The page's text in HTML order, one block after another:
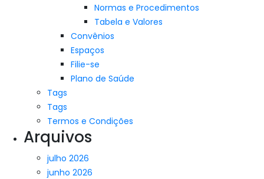
Normas e Procedimentos
Tabela e Valores
Convênios
Espaços
Filie-se
Plano de Saúde
Tags
Tags
Termos e Condições
Arquivos
julho 2026
junho 2026